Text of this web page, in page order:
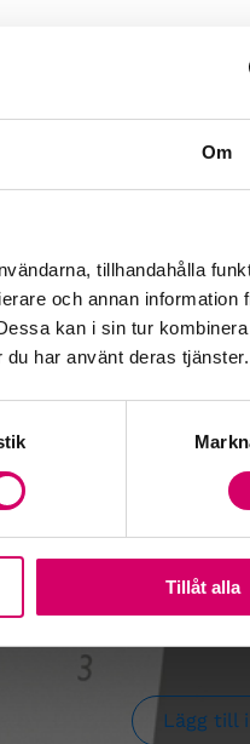
Om
tillhandahålla
och annan information
kan i sin tur
har använt deras tjänster.
Tillåt alla
Lägg till